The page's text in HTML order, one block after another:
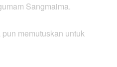
Sangmaima.
memutuskan untuk